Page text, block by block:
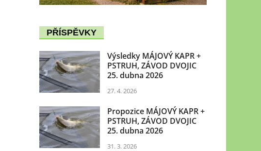
PŘÍSPĚVKY
Výsledky MÁJOVÝ KAPR +
PSTRUH, ZÁVOD DVOJIC
25. dubna 2026
27. 4. 2026
Propozice MÁJOVÝ KAPR +
PSTRUH, ZÁVOD DVOJIC
25. dubna 2026
31. 3. 2026